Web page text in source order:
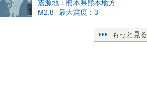
震源地：熊本県熊本地方
M2.8
最大震度：3
もっと見る